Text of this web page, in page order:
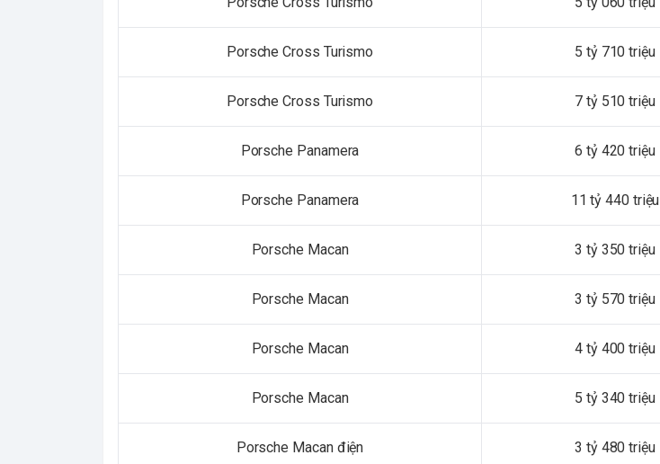
Porsche Cross Turismo 5 tỷ 710 triệu
Porsche Cross Turismo 7 tỷ 510 triệu
Porsche Panamera 6 tỷ 420 triệu
Porsche Panamera 11 tỷ 440 triệu
Porsche Macan 3 tỷ 350 triệu
Porsche Macan 3 tỷ 570 triệu
Porsche Macan 4 tỷ 400 triệu
Porsche Macan 5 tỷ 340 triệu
Porsche Macan điện 3 tỷ 480 triệu